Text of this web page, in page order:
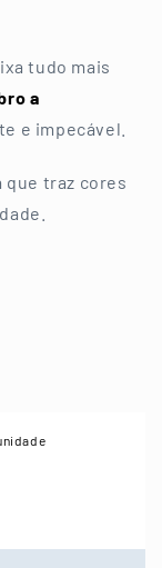
tudo mais
a
e impecável.
que traz cores